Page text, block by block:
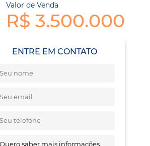
Valor de Venda
R$ 3.500.000
ENTRE EM CONTATO